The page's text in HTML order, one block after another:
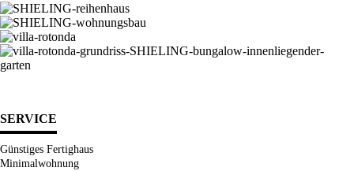
SERVICE
Günstiges Fertighaus
Minimalwohnung